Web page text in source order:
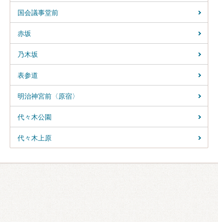
国会議事堂前
赤坂
乃木坂
表参道
明治神宮前〈原宿〉
代々木公園
代々木上原